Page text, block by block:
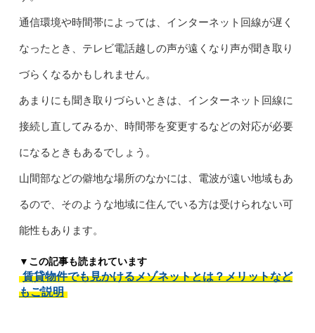
通信環境や時間帯によっては、インターネット回線が遅く
なったとき、テレビ電話越しの声が遠くなり声が聞き取り
づらくなるかもしれません。
あまりにも聞き取りづらいときは、インターネット回線に
接続し直してみるか、時間帯を変更するなどの対応が必要
になるときもあるでしょう。
山間部などの僻地な場所のなかには、電波が遠い地域もあ
るので、そのような地域に住んでいる方は受けられない可
能性もあります。
▼この記事も読まれています
賃貸物件でも見かけるメゾネットとは？メリットなど
もご説明